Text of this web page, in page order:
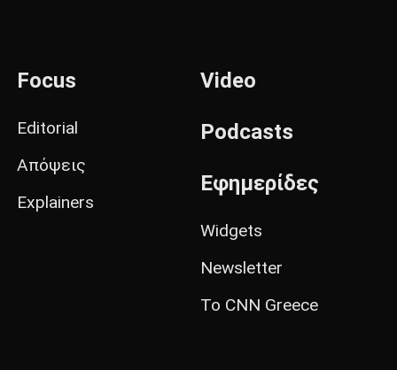
Focus
Editorial
Απόψεις
Explainers
Video
Podcasts
Εφημερίδες
Widgets
Newsletter
Το CNN Greece